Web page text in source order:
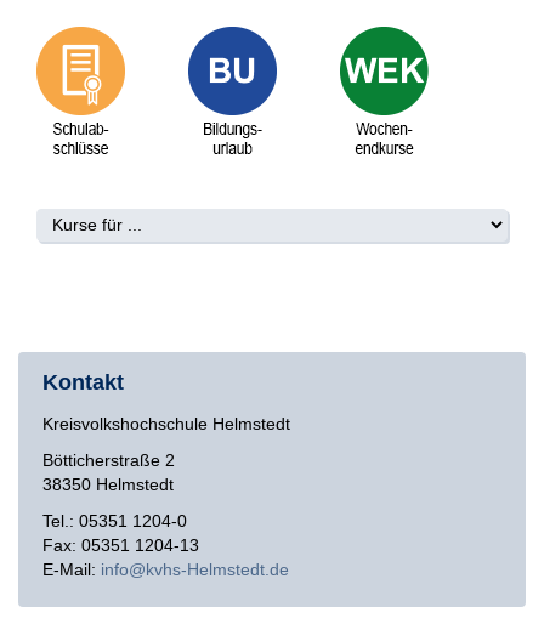
Kontakt
Kreisvolkshochschule Helmstedt
Bötticherstraße 2
38350 Helmstedt
Tel.: 05351 1204-0
Fax: 05351 1204-13
E-Mail: info kvhs-Helmstedt de